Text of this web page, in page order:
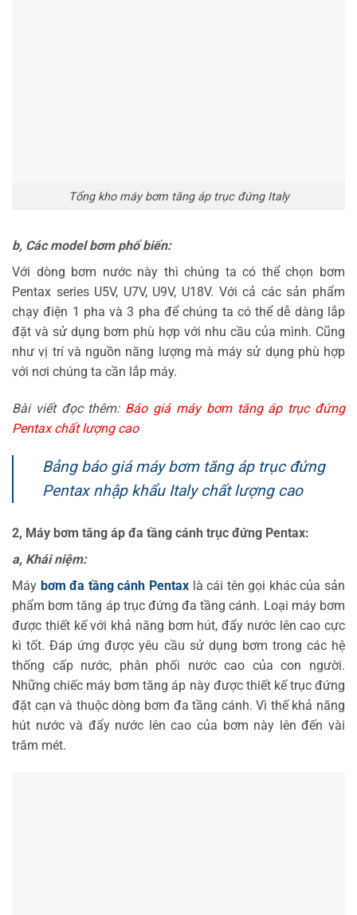
Tổng kho máy bơm tăng áp trục đứng Italy
b, Các model bơm phổ biến:
Với dòng bơm nước này thì chúng ta có thể chọn bơm
Pentax series U5V, U7V, U9V, U18V. Với cả các sản phẩm
chạy điện 1 pha và 3 pha để chúng ta có thể dễ dàng lắp
đặt và sử dụng bơm phù hợp với nhu cầu của mình. Cũng
như vị trí và nguồn năng lượng mà máy sử dụng phù hợp
với nơi chúng ta cần lắp máy.
Bài viết đọc thêm: Báo giá máy bơm tăng áp trục đứng
Pentax chất lượng cao
Bảng báo giá máy bơm tăng áp trục đứng
Pentax nhập khẩu Italy chất lượng cao
2, Máy bơm tăng áp đa tầng cánh trục đứng Pentax:
a, Khái niệm:
Máy bơm đa tầng cánh Pentaxlà cái tên gọi khác của sản
phẩm bơm tăng áp trục đứng đa tầng cánh. Loại máy bơm
được thiết kế với khả năng bơm hút, đẩy nước lên cao cực
kì tốt. Đáp ứng được yêu cầu sử dụng bơm trong các hệ
thống cấp nước, phân phối nước cao của con người.
Những chiếc máy bơm tăng áp này được thiết kế trục đứng
đặt cạn và thuộc dòng bơm đa tầng cánh. Vì thế khả năng
hút nước và đẩy nước lên cao của bơm này lên đến vài
trăm mét.